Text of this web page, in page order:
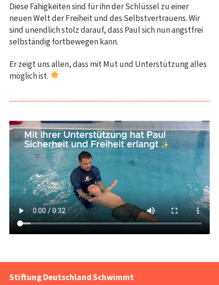
Diese Fähigkeiten sind für ihn der Schlüssel zu einer
neuen Welt der Freiheit und des Selbstvertrauens. Wir
sind unendlich stolz darauf, dass Paul sich nun angstfrei
selbständig fortbewegen kann.
Er zeigt uns allen, dass mit Mut und Unterstützung alles
möglich ist.
Stiftung Deutschland Schwimmt